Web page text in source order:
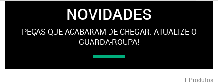
NOVIDADES
PEÇAS QUE ACABARAM DE CHEGAR. ATUALIZE O
GUARDA-ROUPA!
1 Produtos